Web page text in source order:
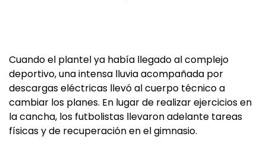
Cuando el plantel ya había llegado al complejo
deportivo, una intensa lluvia acompañada por
descargas eléctricas llevó al cuerpo técnico a
cambiar los planes. En lugar de realizar ejercicios en
la cancha, los futbolistas llevaron adelante tareas
físicas y de recuperación en el gimnasio.